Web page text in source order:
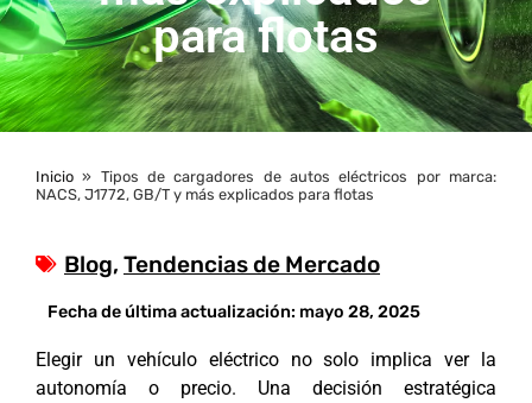
para flotas
Inicio » Tipos de cargadores de autos eléctricos por marca:
NACS, J1772, GB/T y más explicados para flotas
Blog, Tendencias de Mercado
Fecha de última actualización: mayo 28, 2025
Elegir un vehículo eléctrico no solo implica ver la
autonomía o precio. Una decisión estratégica